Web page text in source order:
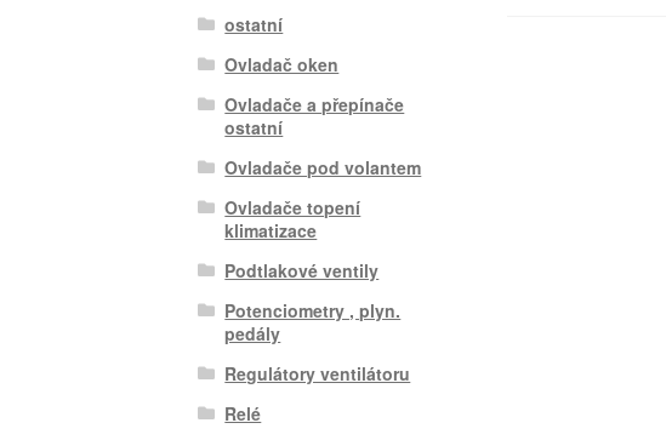
ostatní
Ovladač oken
Ovladače a přepínače
ostatní
Ovladače pod volantem
Ovladače topení
klimatizace
Podtlakové ventily
Potenciometry , plyn.
pedály
Regulátory ventilátoru
Relé